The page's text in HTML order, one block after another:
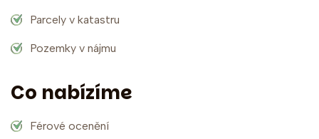
Parcely v katastru
Pozemky v nájmu
Co nabízíme
Férové ocenění